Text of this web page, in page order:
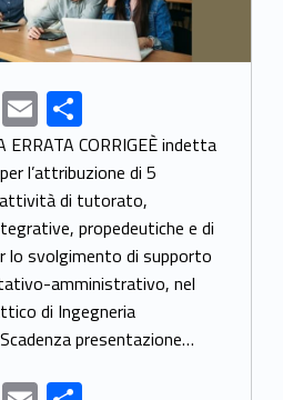
E
m
ai
l
C
o
n
di
vi
di
ERRATA CORRIGEÈ indetta
l’attribuzione di 5
di tutorato,
propedeutiche e di
lo svolgimento di supporto
amministrativo, nel
di Ingegneria
presentazione…